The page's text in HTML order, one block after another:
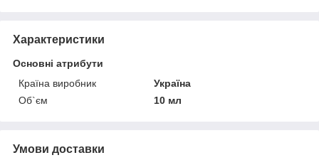
Характеристики
Основні атрибути
Країна виробник
Україна
Об`єм
10 мл
Умови доставки